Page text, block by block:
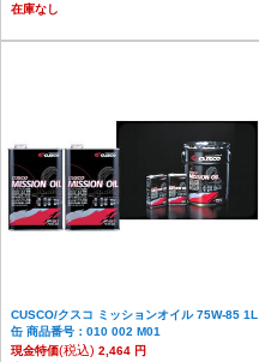
在庫なし
CUSCO/クスコ ミッションオイル 75W-85 1L
缶 商品番号：010 002 M01
現金特価(税込) 2,464 円